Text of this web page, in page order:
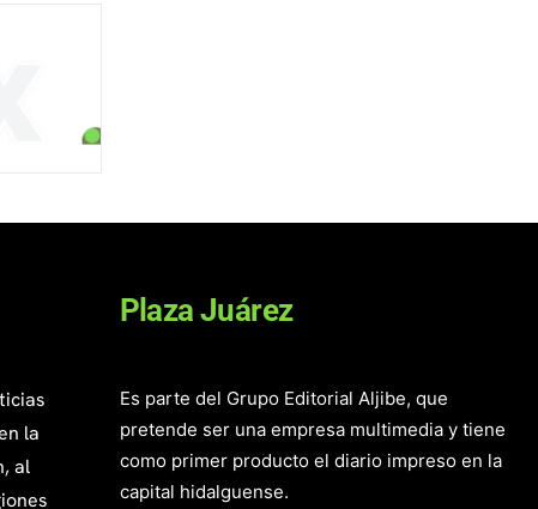
la
al
Plaza Juárez
Es parte del Grupo Editorial Aljibe, que
pretende ser una empresa multimedia y tiene
como primer producto el diario impreso en la
capital hidalguense.